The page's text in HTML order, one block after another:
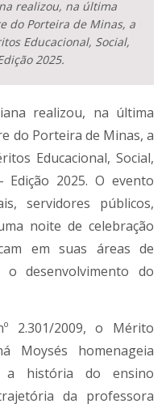
realizou, na última
do Porteira de Minas, a
Educacional, Social,
2025.
realizou, na última
do Porteira de Minas, a
Educacional, Social,
Edição 2025. O evento
servidores públicos,
noite de celebração
em suas áreas de
desenvolvimento do
2.301/2009, o Mérito
Moysés homenageia
a história do ensino
da professora